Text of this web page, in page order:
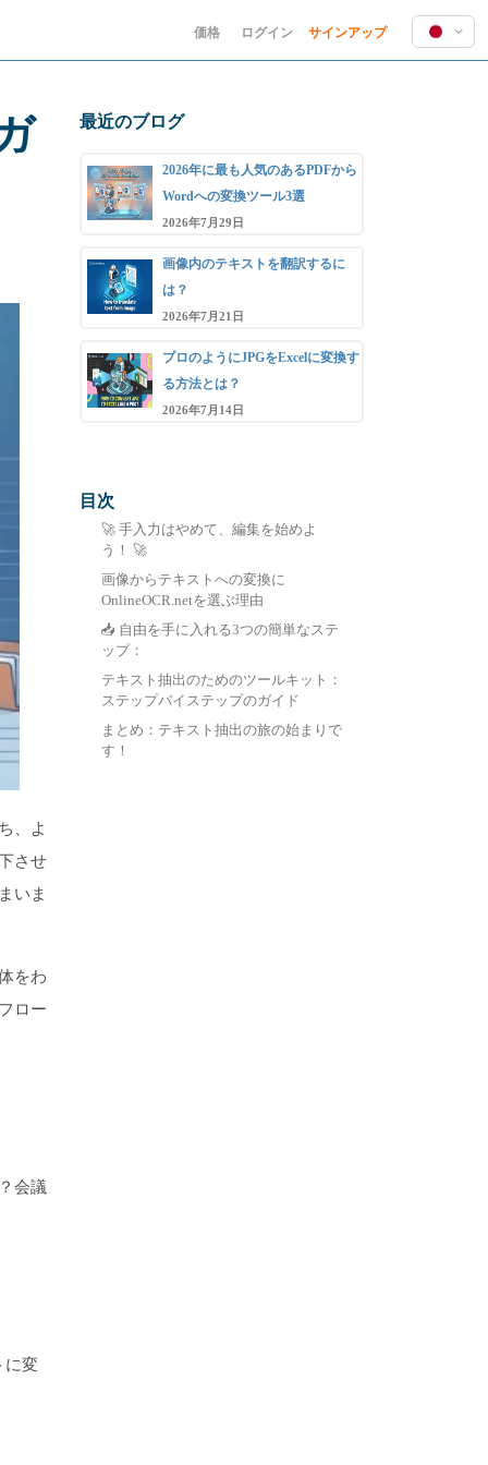
価格 ログイン サインアップ
Français
Italiano
Polski
、よ
させ
いま
をわ
ロー
会議
に変
最近のブログ
2026年に最も人気のあるPDFから
Wordへの変換ツール3選
2026年7月29日
画像内のテキストを翻訳するに
は？
2026年7月21日
プロのようにJPGをExcelに変換す
る方法とは？
2026年7月14日
目次
🚀 手入力はやめて、編集を始めよ
う！ 🚀
画像からテキストへの変換に
OnlineOCR.netを選ぶ理由
📥 自由を手に入れる3つの簡単なステ
ップ：
テキスト抽出のためのツールキット：
ステップバイステップのガイド
まとめ：テキスト抽出の旅の始まりで
す！